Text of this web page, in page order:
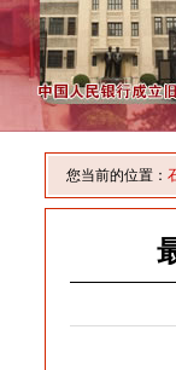
您当前的位置：